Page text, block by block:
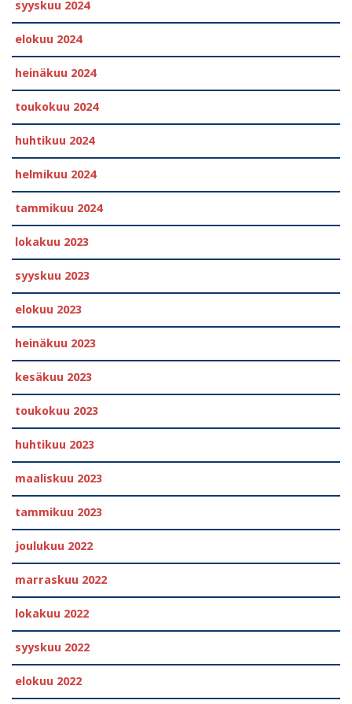
syyskuu 2024
elokuu 2024
heinäkuu 2024
toukokuu 2024
huhtikuu 2024
helmikuu 2024
tammikuu 2024
lokakuu 2023
syyskuu 2023
elokuu 2023
heinäkuu 2023
kesäkuu 2023
toukokuu 2023
huhtikuu 2023
maaliskuu 2023
tammikuu 2023
joulukuu 2022
marraskuu 2022
lokakuu 2022
syyskuu 2022
elokuu 2022